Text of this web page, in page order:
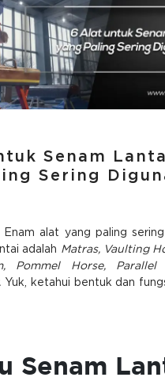
Senam
Sering
Enam alat yang paling
adalah Matras, Vaulting
Pommel Horse, Parallel
Yuk, ketahui bentuk dan
Senam